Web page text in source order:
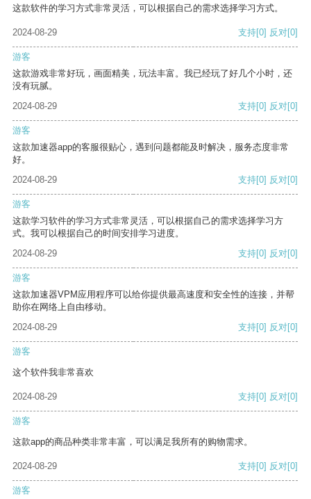
这款软件的学习方式非常灵活，可以根据自己的需求选择学习方式。
2024-08-29 支持[0] 反对[0]
游客
这款游戏非常好玩，画面精美，玩法丰富。我已经玩了好几个小时，还
没有玩腻。
2024-08-29
支持[0] 反对[0]
游客
这款加速器app的客服很贴心，遇到问题都能及时解决，服务态度非常
好。
2024-08-29
支持[0] 反对[0]
游客
这款学习软件的学习方式非常灵活，可以根据自己的需求选择学习方
式。我可以根据自己的时间安排学习进度。
2024-08-29
支持[0] 反对[0]
游客
这款加速器VPM应用程序可以给你提供最高速度和安全性的连接，并帮
助你在网络上自由移动。
2024-08-29
支持[0] 反对[0]
游客
这个软件我非常喜欢
2024-08-29 支持[0] 反对[0]
游客
这款app的商品种类非常丰富，可以满足我所有的购物需求。
2024-08-29 支持[0] 反对[0]
游客